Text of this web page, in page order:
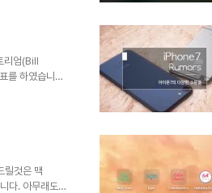
서는 무음을,
리엄(Bill
하였습니다.
게 사실인이
이어폰을 바
..
릴것은 맥
다. 아무래도